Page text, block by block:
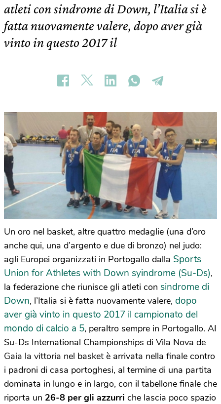
atleti con sindrome di Down, l’Italia si è
fatta nuovamente valere, dopo aver già
vinto in questo 2017 il
Un oro nel basket, altre quattro medaglie (una d’oro
anche qui, una d’argento e due di bronzo) nel judo:
agli Europei organizzati in Portogallo dalla Sports
Union for Athletes with Down syindrome (Su-Ds),
la federazione che riunisce gli atleti con sindrome di
Down, l’Italia si è fatta nuovamente valere, dopo
aver già vinto in questo 2017 il campionato del
mondo di calcio a 5, peraltro sempre in Portogallo. AI
Su-Ds International Championships di Vila Nova de
Gaia la vittoria nel basket è arrivata nella finale contro
i padroni di casa portoghesi, al termine di una partita
dominata in lungo e in largo, con il tabellone finale che
riporta un 26-8 per gli azzurri che lascia poco spazio